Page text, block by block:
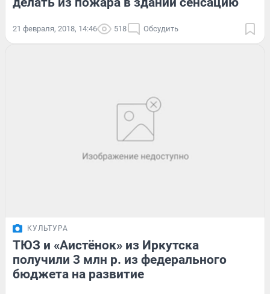
21 февраля, 2018, 14:46 518 Обсудить
КУЛЬТУРА
ТЮЗ и «Аистёнок» из Иркутска
получили 3 млн р. из федерального
бюджета на развитие